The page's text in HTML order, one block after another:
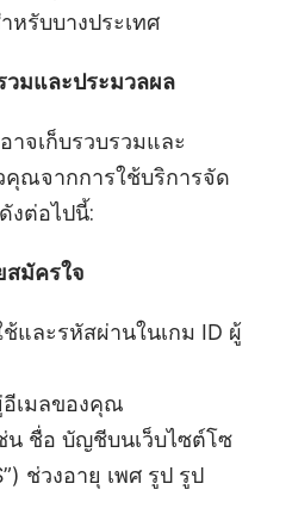
หรับบางประเทศ
วมและประมวลผล
จเก็บรวบรวมและ
คุณจากการใช้บริการจัด
งต่อไปนี้:
มัครใจ
และรหัสผ่านในเกม ID ผู้
เมลของคุณ
น ชื่อ บัญชีบนเว็บไซต์โซ
ช่วงอายุ เพศ รูป รูป